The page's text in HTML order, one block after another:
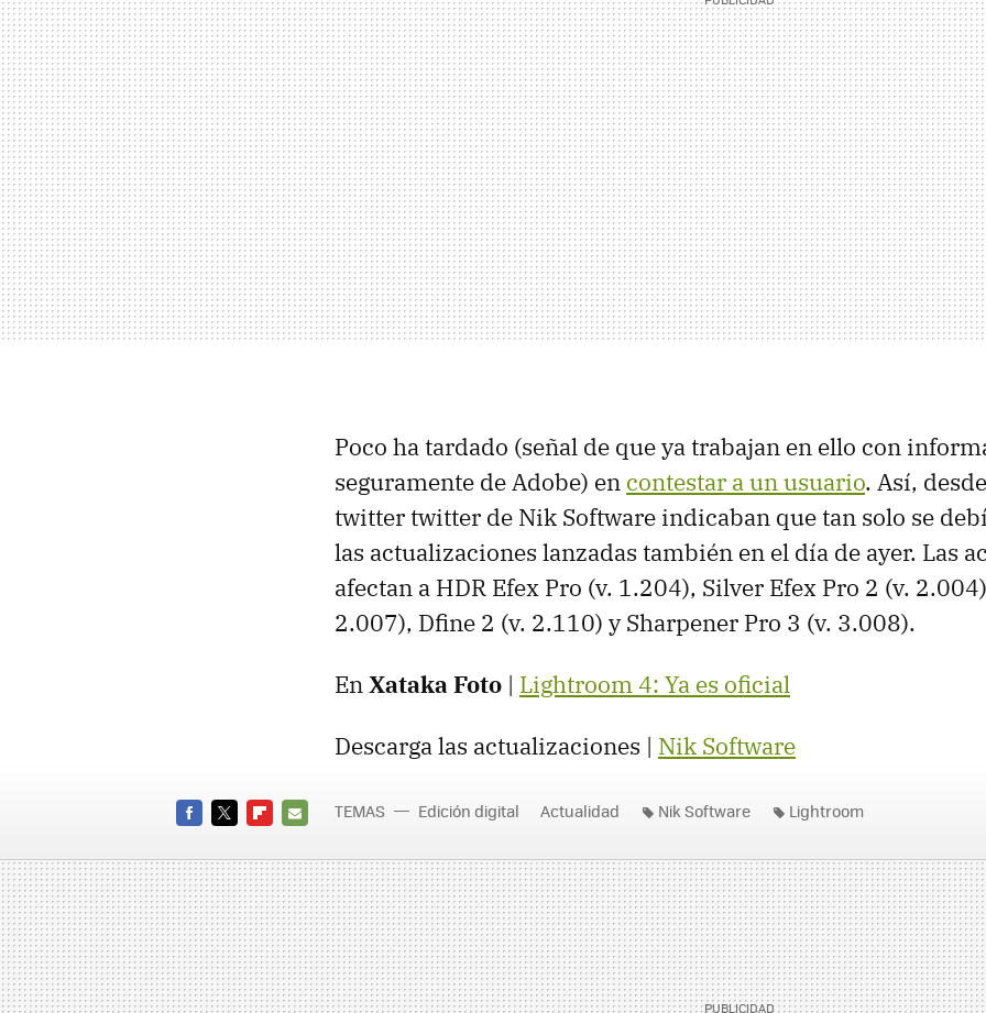
Poco ha tardado (señal de que ya trabajan en ello con
seguramente de Adobe) en contestar a un usuario. Así,
twitter twitter de Nik Software indicaban que tan solo se
las actualizaciones lanzadas también en el día de ayer. Las
afectan a HDR Efex Pro (v. 1.204), Silver Efex Pro 2 (v.
2.007), Dfine 2 (v. 2.110) y Sharpener Pro 3 (v. 3.008).
EnXataka Foto | Lightroom 4: Ya es oficial
Descarga las actualizaciones | Nik Software
MAIL
TEMAS Edición digital Actualidad Nik Software Lightroom